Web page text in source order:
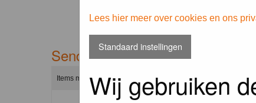
Lees hier meer over cookies en ons
Standaard instellingen
Wij gebruiken
Send me a new password
Items marked with a * are required unless stated otherwise.